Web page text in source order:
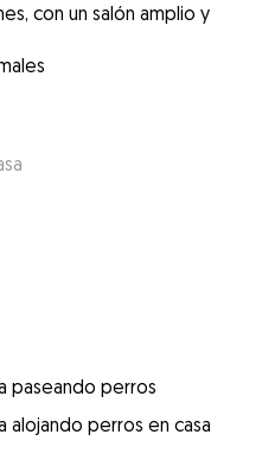
con un salón amplio y
paseando perros
alojando perros en casa